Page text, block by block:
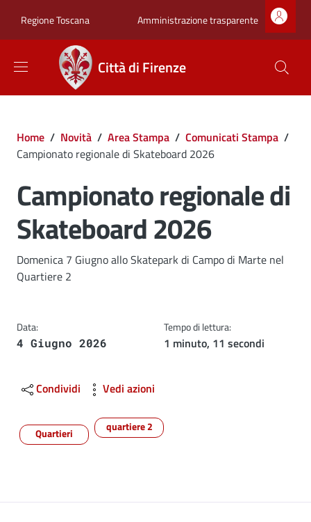
Regione Toscana Zona superiore
Amministrazione trasparente
Città di Firenze
Briciole di pane
Home / Novità / Area Stampa / Comunicati Stampa /
Campionato regionale di Skateboard 2026
Campionato regionale di
Skateboard 2026
Dettagli
Domenica 7 Giugno allo Skatepark di Campo di Marte nel
Quartiere 2
Data:
4 Giugno 2026
Tempo di lettura:
1 minuto, 11 secondi
Condividi Vedi azioni
Quartieri quartiere 2